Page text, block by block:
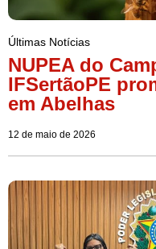
Últimas Notícias
NUPEA do
IFSertãoPE
em Abelhas
12 de maio de 2026